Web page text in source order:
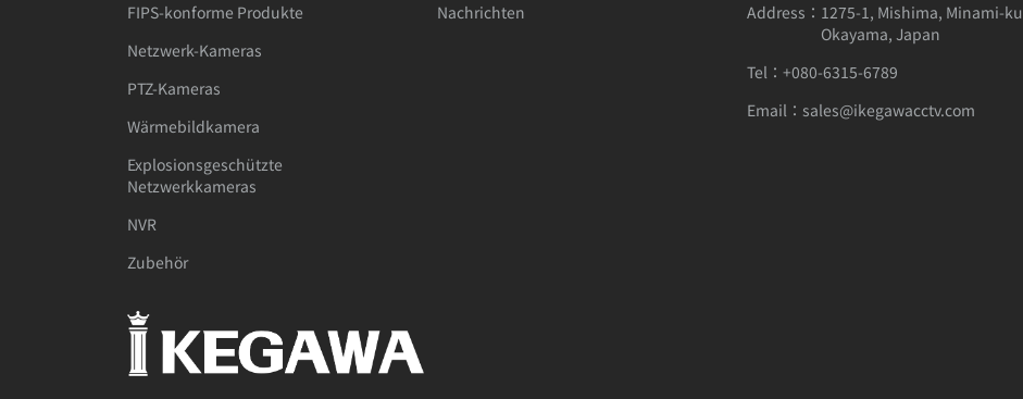
FIPS-konforme Produkte
Netzwerk-Kameras
PTZ-Kameras
Wärmebildkamera
Explosionsgeschützte
Netzwerkkameras
NVR
Zubehör
Nachrichten Address： 1275-1, Mishima, Minami-ku
Okayama, Japan
Tel： +080-6315-6789
Email： sales@ikegawacctv.com